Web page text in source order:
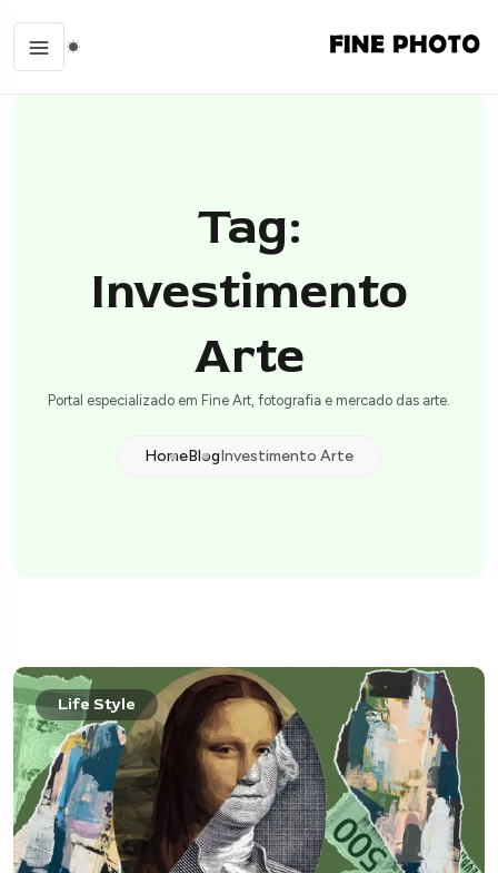
Tag:
Investimento
Arte
Portal especializado em Fine Art, fotografia e mercado das arte.
HomeBlogInvestimento Arte
Life Style